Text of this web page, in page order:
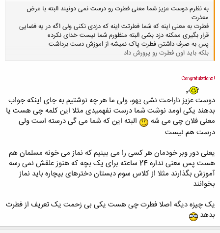
به نظرم دوست عزیز شما معنی فطرت رو درست نمی دونیند البته با عرض
معذرت
فطرت به معنی اینه که شما فطرتت اینه که دزدی نکنی ولی اگه در یه فضایی
قرار بگیری ممکنه دزد بشی البته منظورم شما نیست خدای نکرده
پس به صرف داشتن فطرت پاک نمیشه از اموزش دست برداشت
بلکه باید اون فطرت رو پرورش داد
دوست عزیز ناراحت نشی یهو، ولی ما هر چه نوشتیم به جای اینکه جواب
بدهند یکی اومد نوشت شما درست نفهمیدی مثلا این کلمه چی هست یا
معنی فلان چی می شه
البته این که شما می گی درسته است ولی
درست هم نیست
یعنی دور وبر خودمان هر کسی را می بینیم که نماز می خونه مسلمان هم
هست پس معنی نداره 24 ساعته برای یک بچه که هنوز علقش نمی رسه
آموزش بگذارند مثلا از کلاس سوم دبستان دخترهای بیچاره باید نماز
بخوانند
یک چیزه دیگه اصلا فطرت چی هست یکی بی زحمت یک تعریف از فطرت
بدهد